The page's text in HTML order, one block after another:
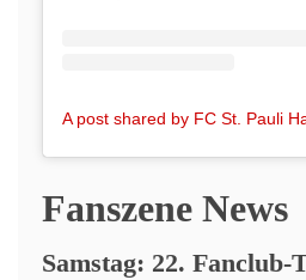
Fanszene News
Samstag: 22. Fanclub-